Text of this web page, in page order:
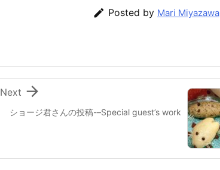
 Posted by Mari Miyazawa
ショージ君さんの投稿-–Special guest’s work

Next